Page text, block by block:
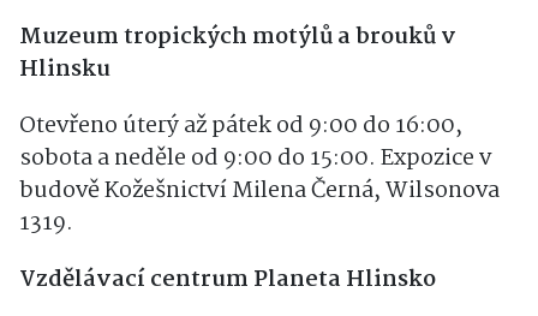
Muzeum tropických motýlů a brouků v
Hlinsku
Otevřeno úterý až pátek od 9:00 do 16:00,
sobota a neděle od 9:00 do 15:00. Expozice v
budově Kožešnictví Milena Černá, Wilsonova
1319.
Vzdělávací centrum Planeta Hlinsko